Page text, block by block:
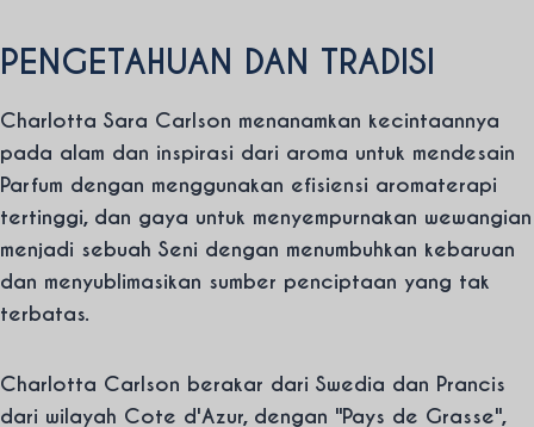
PENGETAHUAN DAN TRADISI
Charlotta Sara Carlson menanamkan kecintaannya
pada alam dan inspirasi dari aroma untuk mendesain
Parfum dengan menggunakan efisiensi aromaterapi
tertinggi, dan gaya untuk menyempurnakan wewangian
menjadi sebuah Seni dengan menumbuhkan kebaruan
dan menyublimasikan sumber penciptaan yang tak
terbatas.
Charlotta Carlson berakar dari Swedia dan Prancis
dari wilayah Cote d'Azur, dengan "Pays de Grasse",